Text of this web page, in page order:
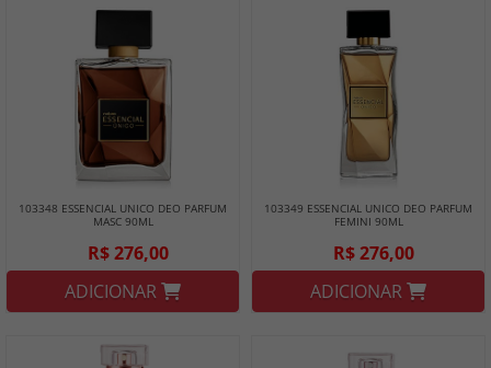
103348 ESSENCIAL UNICO DEO PARFUM
MASC 90ML
R$ 276,00
ADICIONAR
103349 ESSENCIAL UNICO DEO PARFUM
FEMINI 90ML
R$ 276,00
ADICIONAR